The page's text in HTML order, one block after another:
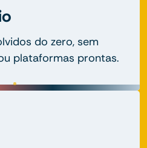
do zero, sem
plataformas prontas.